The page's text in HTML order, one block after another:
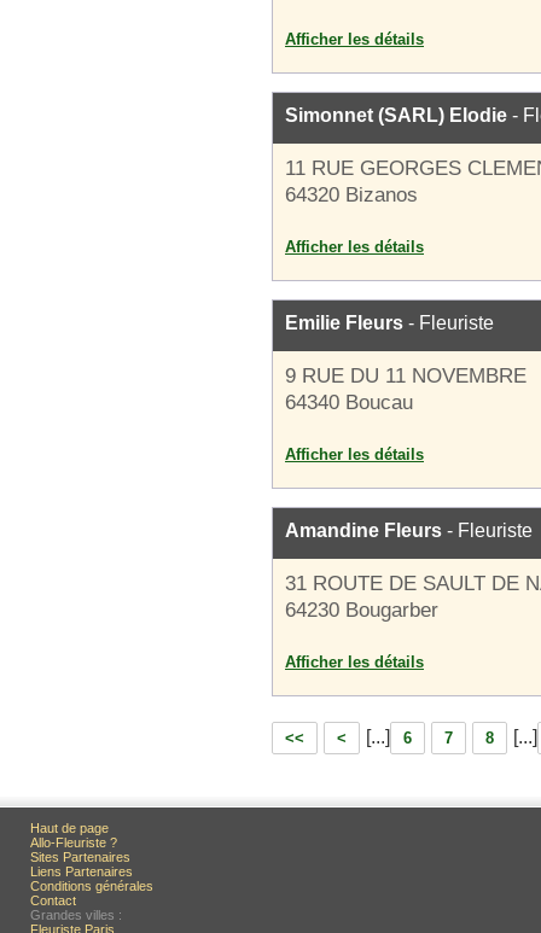
Afficher les détails
Simonnet (SARL) Elodie -
11 RUE GEORGES
64320 Bizanos
Afficher les détails
Emilie Fleurs - Fleuriste
9 RUE DU 11 NOVEMBRE
64340 Boucau
Afficher les détails
Amandine Fleurs - Fleuriste
31 ROUTE DE SAULT DE
64230 Bougarber
Afficher les détails
<< < [...] 6 7 8 [...]
Haut de page
Allo-Fleuriste ?
Sites Partenaires
Liens Partenaires
Conditions générales
Contact
Grandes villes :
Fleuriste Paris